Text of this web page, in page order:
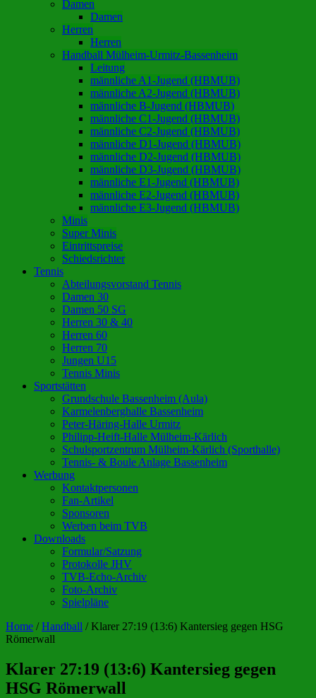
Damen
Damen
Herren
Herren
Handball Mülheim-Urmitz-Bassenheim
Leitung
männliche A1-Jugend (HBMUB)
männliche A2-Jugend (HBMUB)
männliche B-Jugend (HBMUB)
männliche C1-Jugend (HBMUB)
männliche C2-Jugend (HBMUB)
männliche D1-Jugend (HBMUB)
männliche D2-Jugend (HBMUB)
männliche D3-Jugend (HBMUB)
männliche E1-Jugend (HBMUB)
männliche E2-Jugend (HBMUB)
männliche E3-Jugend (HBMUB)
Minis
Super Minis
Eintrittspreise
Schiedsrichter
Tennis
Abteilungsvorstand Tennis
Damen 30
Damen 50 SG
Herren 30 & 40
Herren 60
Herren 70
Jungen U15
Tennis Minis
Sportstätten
Grundschule Bassenheim (Aula)
Karmelenberghalle Bassenheim
Peter-Häring-Halle Urmitz
Philipp-Heift-Halle Mülheim-Kärlich
Schulsportzentrum Mülheim-Kärlich (Sporthalle)
Tennis- & Boule Anlage Bassenheim
Werbung
Kontaktpersonen
Fan-Artikel
Sponsoren
Werben beim TVB
Downloads
Formular/Satzung
Protokolle JHV
TVB-Echo-Archiv
Foto-Archiv
Spielpläne
Home / Handball / Klarer 27:19 (13:6) Kantersieg gegen HSG
Römerwall
Klarer 27:19 (13:6) Kantersieg gegen
HSG Römerwall